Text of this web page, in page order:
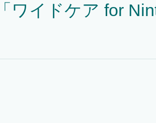
ワイドケア for